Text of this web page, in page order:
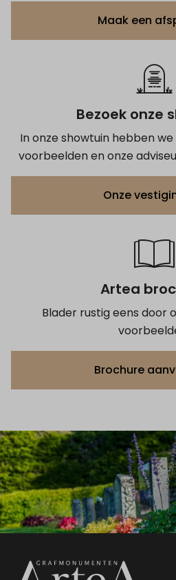
Maak een
Bezoek onze
In onze showtuin hebben
voorbeelden en onze
Onze
Artea
Blader rustig eens door
Brochure